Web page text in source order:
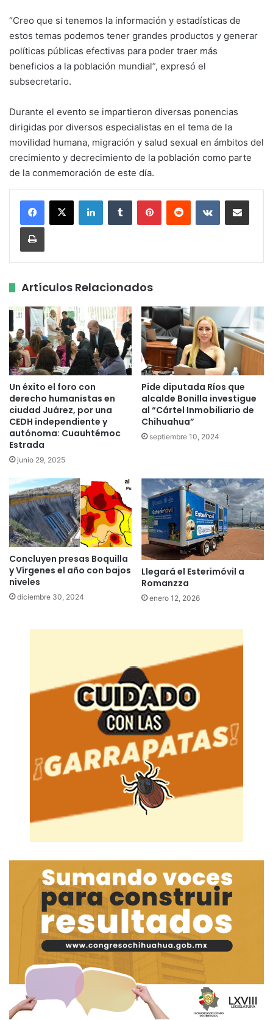
“Creo que si tenemos la información y estadísticas de
estos temas podemos tener grandes productos y generar
políticas públicas efectivas para poder traer más
beneficios a la población mundial”, expresó el
subsecretario.
Durante el evento se impartieron diversas ponencias
dirigidas por diversos especialistas en el tema de la
movilidad humana, migración y salud sexual en ámbitos del
crecimiento y decrecimiento de la población como parte
de la conmemoración de este día.
LinkedInTumblr PinterestReddit VKontakteShare via Email
Print
Artículos Relacionados
Un éxito el foro con
derecho humanistas en
ciudad Juárez, por una
CEDH independiente y
autónoma: Cuauhtémoc
Estrada
junio 29, 2025
Pide diputada Ríos que
alcalde Bonilla investigue
al “Cártel Inmobiliario de
Chihuahua”
septiembre 10, 2024
Concluyen presas Boquilla
y Vírgenes el año con bajos
niveles
diciembre 30, 2024
Llegará el Esterimóvil a
Romanzza
enero 12, 2026